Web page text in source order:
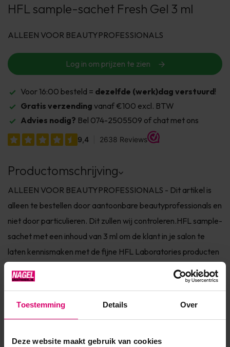
Toestemming Details Over
Deze website maakt gebruik van cookies
HFL sample-sachet Fresh Gel 3 ml
ALLEEN VOOR BEAUTYPROFESSIONALS
Log in om prijzen te zien
Voor 16:00 besteld = dezelfde (werk)dag verstuurd!
Gratis verzending vanaf €100 excl. BTW
Advies nodig? Bel 074-2505509 of chat met ons
Productomschrijving
ALLEEN VOOR BEAUTYPROFESSIONALS - Dit artikel is
alleen te bestellen door aantoonbare beautyprofessionals en
niet door particulieren. Dit zullen wij controleren.HFL sample-
sachet met een inhoud van 3 ml om de klant in je salon te
laten kennismaken met de fijne HFL Laboratories producten
stimul...
Toon meer
Product specificaties